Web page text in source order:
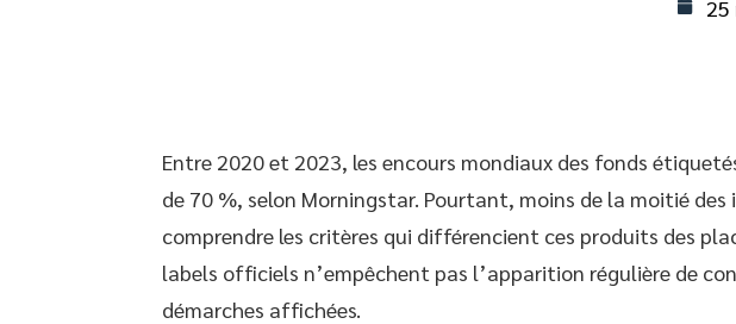
25
Entre 2020 et 2023, les encours mondiaux des fonds
de 70 %, selon Morningstar. Pourtant, moins de la moitié
comprendre les critères qui différencient ces produits des
labels officiels n’empêchent pas l’apparition régulière de
démarches affichées.